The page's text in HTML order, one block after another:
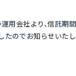
用会社より、信託期間
たのでお知らせいたし